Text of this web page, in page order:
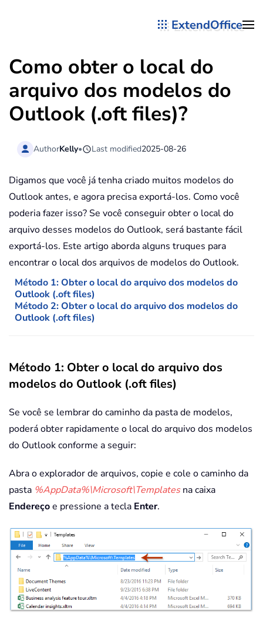
ExtendOffice
Como obter o local do
arquivo dos modelos do
Outlook (.oft files)?
AuthorKelly• Last modified2025-08-26
Digamos que você já tenha criado muitos modelos do
Outlook antes, e agora precisa exportá-los. Como você
poderia fazer isso? Se você conseguir obter o local do
arquivo desses modelos do Outlook, será bastante fácil
exportá-los. Este artigo aborda alguns truques para
encontrar o local dos arquivos de modelos do Outlook.
Método 1: Obter o local do arquivo dos modelos do
Outlook (.oft files)
Método 2: Obter o local do arquivo dos modelos do
Outlook (.oft files)
Método 1: Obter o local do arquivo dos
modelos do Outlook (.oft files)
Se você se lembrar do caminho da pasta de modelos,
poderá obter rapidamente o local do arquivo dos modelos
do Outlook conforme a seguir:
Abra o explorador de arquivos, copie e cole o caminho da
pasta %AppData%\Microsoft\Templatesna caixa
Endereçoe pressione a tecla Enter.